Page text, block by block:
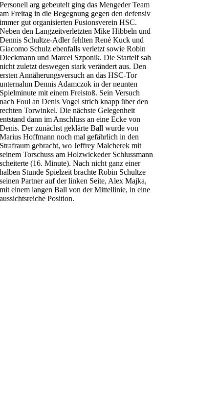
Personell arg gebeutelt ging das Mengeder Team
am Freitag in die Begegnung gegen den defensiv
immer gut organisierten Fusionsverein HSC.
Neben den Langzeitverletzten Mike Hibbeln und
Dennis Schultze-Adler fehlten René Kuck und
Giacomo Schulz ebenfalls verletzt sowie Robin
Dieckmann und Marcel Szponik. Die Startelf sah
nicht zuletzt deswegen stark verändert aus. Den
ersten Annäherungsversuch an das HSC-Tor
unternahm Dennis Adamczok in der neunten
Spielminute mit einem Freistoß. Sein Versuch
nach Foul an Denis Vogel strich knapp über den
rechten Torwinkel. Die nächste Gelegenheit
entstand dann im Anschluss an eine Ecke von
Denis. Der zunächst geklärte Ball wurde von
Marius Hoffmann noch mal gefährlich in den
Strafraum gebracht, wo Jeffrey Malcherek mit
seinem Torschuss am Holzwickeder Schlussmann
scheiterte (16. Minute). Nach nicht ganz einer
halben Stunde Spielzeit brachte Robin Schultze
seinen Partner auf der linken Seite, Alex Majka,
mit einem langen Ball von der Mittellinie, in eine
aussichtsreiche Position.